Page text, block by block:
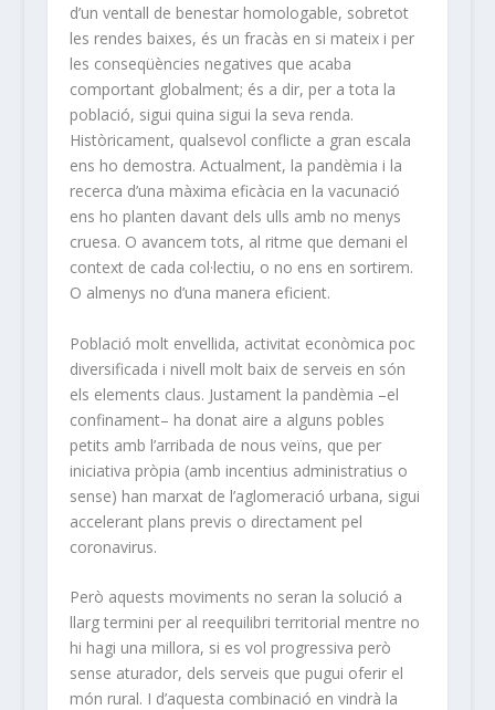
d’un ventall de benestar homologable, sobretot
les rendes baixes, és un fracàs en si mateix i per
les conseqüències negatives que acaba
comportant globalment; és a dir, per a tota la
població, sigui quina sigui la seva renda.
Històricament, qualsevol conflicte a gran escala
ens ho demostra. Actualment, la pandèmia i la
recerca d’una màxima eficàcia en la vacunació
ens ho planten davant dels ulls amb no menys
cruesa. O avancem tots, al ritme que demani el
context de cada col·lectiu, o no ens en sortirem.
O almenys no d’una manera eficient.
Població molt envellida, activitat econòmica poc
diversificada i nivell molt baix de serveis en són
els elements claus. Justament la pandèmia –el
confinament– ha donat aire a alguns pobles
petits amb l’arribada de nous veïns, que per
iniciativa pròpia (amb incentius administratius o
sense) han marxat de l’aglomeració urbana, sigui
accelerant plans previs o directament pel
coronavirus.
Però aquests moviments no seran la solució a
llarg termini per al reequilibri territorial mentre no
hi hagi una millora, si es vol progressiva però
sense aturador, dels serveis que pugui oferir el
món rural. I d’aquesta combinació en vindrà la